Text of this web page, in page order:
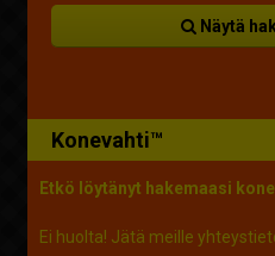
Näytä
Konevahti™
Etkö löytänyt hakemaasi
Ei huolta! Jätä meille